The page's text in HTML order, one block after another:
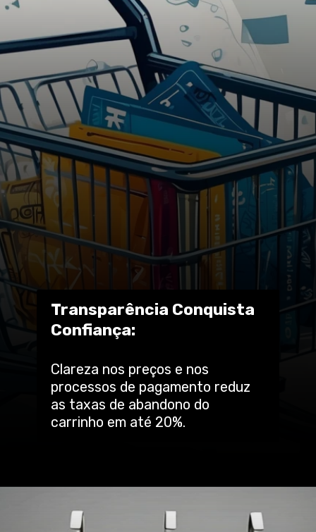
Clareza nos preços e nos
processos de pagamento reduz
as taxas de abandono do
carrinho em até 20%.
Transparência Conquista
Confiança: